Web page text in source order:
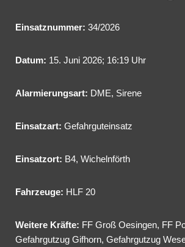
Einsatznummer: 34/2026
Datum: 15. Juni 2026; 16:19 Uhr
Alarmierungsart: DME, Sirene
Einsatzart: Gefahrguteinsatz
Einsatzort: B4, Wichelnförth
Fahrzeuge: HLF 20
Weitere Kräfte: FF Groß Oesingen, FF
Gefahrgutzug Gifhorn, Gefahrgutzug